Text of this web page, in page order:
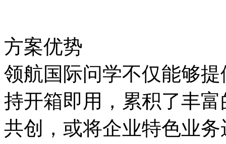
方案优势
领航国际问学不仅能够提
持开箱即用，累积了丰
共创，或将企业特色业